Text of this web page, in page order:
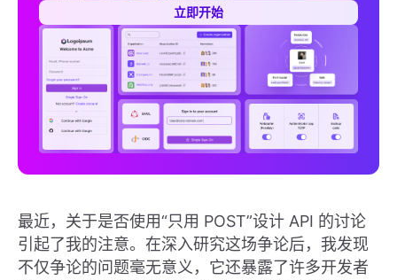
立即开始
最近，关于是否使用“只用 POST”设计 API 的讨论
引起了我的注意。在深入研究这场争论后，我发现
不仅争论的问题毫无意义，它还暴露了许多开发者